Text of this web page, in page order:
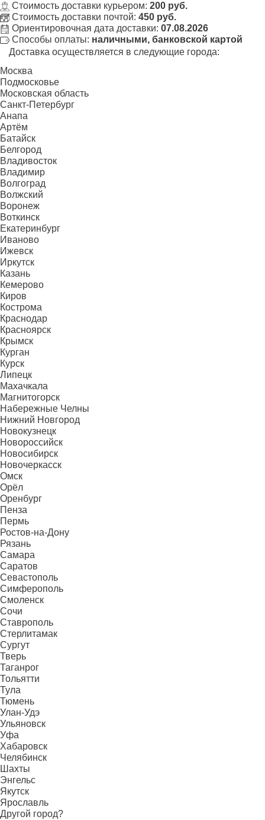
Стоимость доставки курьером: 200 руб.
Стоимость доставки почтой: 450 руб.
Ориентировочная дата доставки: 07.08.2026
Способы оплаты: наличными, банковской картой
Доставка осуществляется в следующие города:
Москва
Подмосковье
Московская область
Санкт-Петербург
Анапа
Артём
Батайск
Белгород
Владивосток
Владимир
Волгоград
Волжский
Воронеж
Воткинск
Екатеринбург
Иваново
Ижевск
Иркутск
Казань
Кемерово
Киров
Кострома
Краснодар
Красноярск
Крымск
Курган
Курск
Липецк
Махачкала
Магнитогорск
Набережные Челны
Нижний Новгород
Новокузнецк
Новороссийск
Новосибирск
Новочеркасск
Омск
Орёл
Оренбург
Пенза
Пермь
Ростов-на-Дону
Рязань
Самара
Саратов
Севастополь
Симферополь
Смоленск
Сочи
Ставрополь
Стерлитамак
Сургут
Тверь
Таганрог
Тольятти
Тула
Тюмень
Улан-Удэ
Ульяновск
Уфа
Хабаровск
Челябинск
Шахты
Энгельс
Якутск
Ярославль
Другой город?